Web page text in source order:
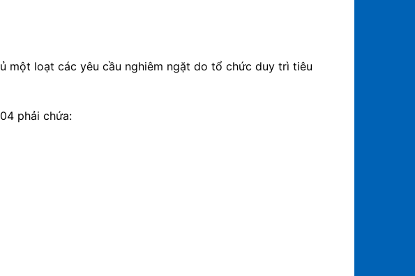
một loạt các yêu cầu nghiêm ngặt do tổ chức duy trì tiêu
phải chứa: